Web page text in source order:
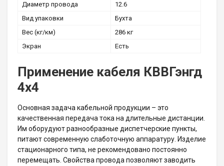
Диаметр провода
12.6
Вид упаковки
Бухта
Вес (кг/км)
286 кг
Экран
Есть
Применение кабеля КВВГэнгд
4х4
Основная задача кабельной продукции – это
качественная передача тока на длительные дистанции.
Им оборудуют разнообразные диспетчерские пункты,
питают современную слаботочную аппаратуру. Изделие
стационарного типа, не рекомендовано постоянно
перемещать. Свойства провода позволяют заводить